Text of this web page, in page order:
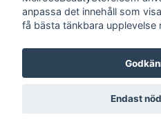
© 2026
anpassa det innehåll som
få bästa tänkbara upplevelse
Endast